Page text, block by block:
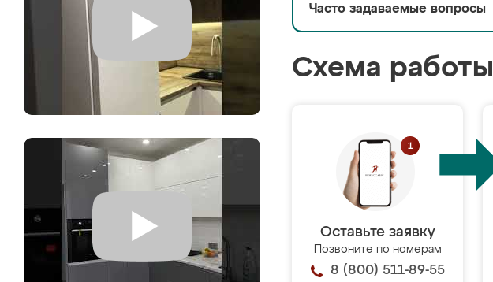
Часто задаваемые вопросы
Схема работы
Оставьте заявку
Позвоните по номерам
8 (800) 511-89-55